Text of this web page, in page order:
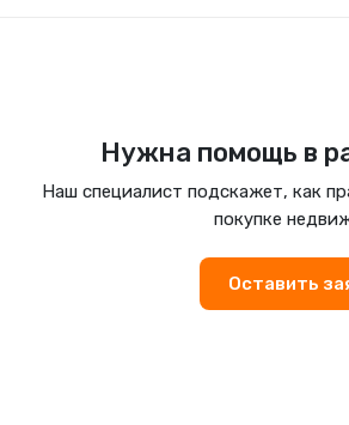
Нужна помощь в
Наш специалист подскажет, как
покупке
Оставить